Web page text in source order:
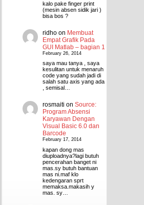
kalo pake finger print
(mesin absen sidik jari )
bisa bos ?
ridho on Membuat
Empat Grafik Pada
GUI Matlab – bagian 1
February 26, 2014
saya mau tanya , saya
kesulitan untuk menaruh
code yang sudah jadi di
salah satu axis yang ada
, semisal…
rosmaiti on Source:
Program Absensi
Karyawan Dengan
Visual Basic 6.0 dan
Barcode
February 17, 2014
kapan dong mas
diuploadnya?lagi butuh
pencerahan banget ni
mas.sy butuh bantuan
mas ni.maf klo
kedengaran sprt
memaksa.makasih y
mas. sy…